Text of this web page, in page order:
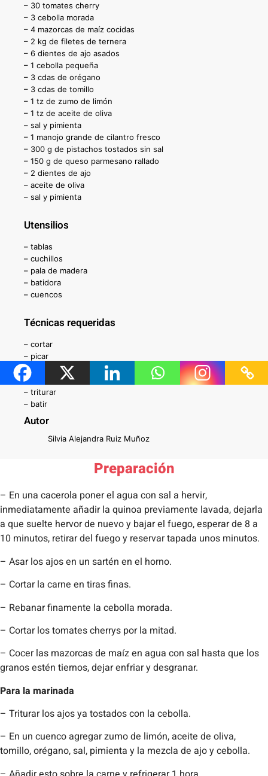
– 30 tomates cherry
– 3 cebolla morada
– 4 mazorcas de maíz cocidas
– 2 kg de filetes de ternera
– 6 dientes de ajo asados
– 1 cebolla pequeña
– 3 cdas de orégano
– 3 cdas de tomillo
– 1 tz de zumo de limón
– 1 tz de aceite de oliva
– sal y pimienta
– 1 manojo grande de cilantro fresco
– 300 g de pistachos tostados sin sal
– 150 g de queso parmesano rallado
– 2 dientes de ajo
– aceite de oliva
– sal y pimienta
Utensilios
– tablas
– cuchillos
– pala de madera
– batidora
– cuencos
Técnicas requeridas
– cortar
– picar
– cocer
– freír
– triturar
– batir
Autor
Silvia Alejandra Ruiz Muñoz
Preparación
– En una cacerola poner el agua con sal a hervir,
inmediatamente añadir la quinoa previamente lavada, dejarla
a que suelte hervor de nuevo y bajar el fuego, esperar de 8 a
10 minutos, retirar del fuego y reservar tapada unos minutos.
– Asar los ajos en un sartén en el horno.
– Cortar la carne en tiras finas.
– Rebanar finamente la cebolla morada.
– Cortar los tomates cherrys por la mitad.
– Cocer las mazorcas de maíz en agua con sal hasta que los
granos estén tiernos, dejar enfriar y desgranar.
Para la marinada
– Triturar los ajos ya tostados con la cebolla.
– En un cuenco agregar zumo de limón, aceite de oliva,
tomillo, orégano, sal, pimienta y la mezcla de ajo y cebolla.